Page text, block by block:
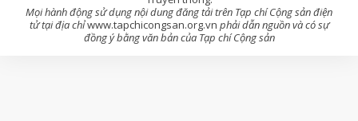
Mọi hành động sử dụng nội dung đăng tải trên Tạp chí Cộng sản điện
tử tại địa chỉwww.tapchicongsan.org.vn phải dẫn nguồn và có sự
đồng ý bằng văn bản của Tạp chí Cộng sản